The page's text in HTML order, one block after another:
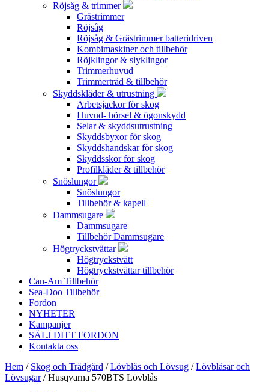
Röjsåg & trimmer
Grästrimmer
Röjsåg
Röjsåg & Grästrimmer batteridriven
Kombimaskiner och tillbehör
Röjklingor & slyklingor
Trimmerhuvud
Trimmertråd & tillbehör
Skyddskläder & utrustning
Arbetsjackor för skog
Huvud- hörsel & ögonskydd
Selar & skyddsutrustning
Skyddsbyxor för skog
Skyddshandskar för skog
Skyddsskor för skog
Profilkläder & tillbehör
Snöslungor
Snöslungor
Tillbehör & kapell
Dammsugare
Dammsugare
Tillbehör Dammsugare
Högtryckstvättar
Högtryckstvätt
Högtryckstvättar tillbehör
Can-Am Tillbehör
Sea-Doo Tillbehör
Fordon
NYHETER
Kampanjer
SÄLJ DITT FORDON
Kontakta oss
Hem / Skog och Trädgård /Lövblås och Lövsug /Lövblåsar och
Lövsugar/ Husqvarna 570BTS Lövblås